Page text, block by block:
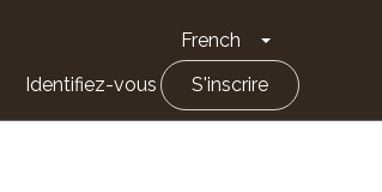
French Toggle
Identifiez-vous S'inscrire